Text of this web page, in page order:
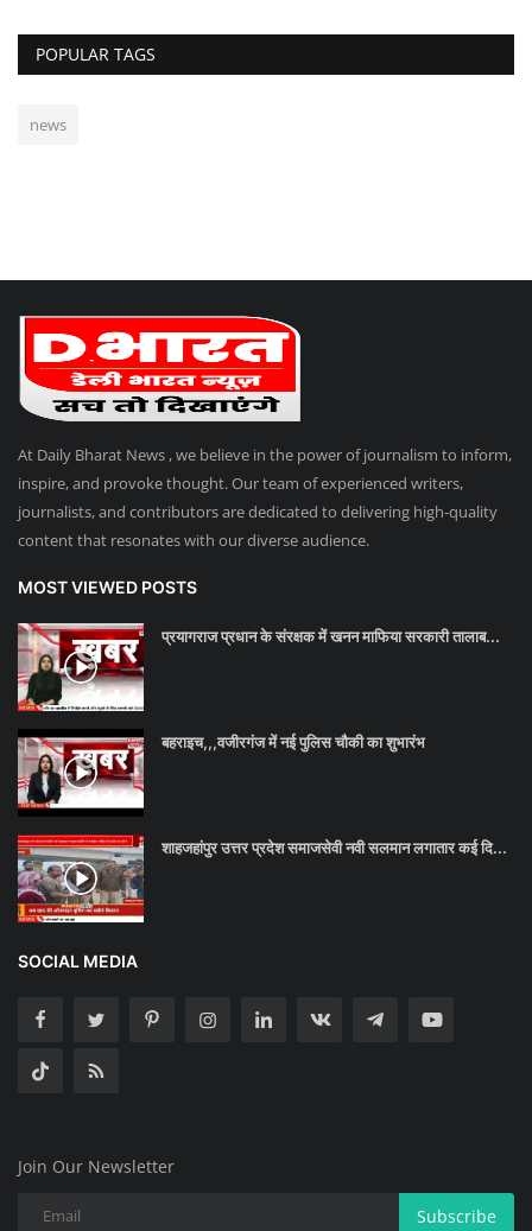
POPULAR TAGS
news
At Daily Bharat News , we believe in the power of journalism to inform,
inspire, and provoke thought. Our team of experienced writers,
journalists, and contributors are dedicated to delivering high-quality
content that resonates with our diverse audience.
MOST VIEWED POSTS
प्रयागराज प्रधान के संरक्षक में खनन माफिया सरकारी तालाब...
बहराइच,,,वजीरगंज में नई पुलिस चौकी का शुभारंभ
शाहजहांपुर उत्तर प्रदेश समाजसेवी नवी सलमान लगातार कई दि...
SOCIAL MEDIA
Join Our Newsletter
Subscribe